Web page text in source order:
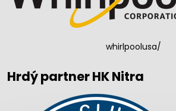
whirlpoolusa/
Hrdý partner HK Nitra